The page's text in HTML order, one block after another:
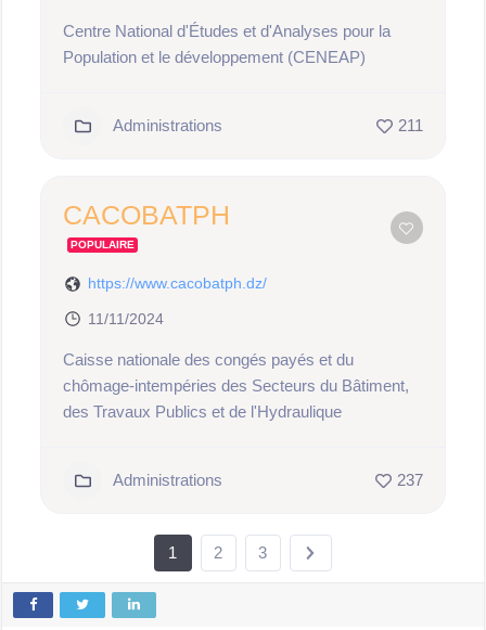
Centre National d'Études et d'Analyses pour la
Population et le développement (CENEAP)
Administrations 211
CACOBATPH
POPULAIRE
https://www.cacobatph.dz/
11/11/2024
Caisse nationale des congés payés et du
chômage-intempéries des Secteurs du Bâtiment,
des Travaux Publics et de l'Hydraulique
Administrations 237
1 2 3